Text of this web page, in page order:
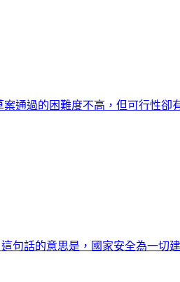
通過的困難度不高，但可行性卻
句話的意思是，國家安全為一切